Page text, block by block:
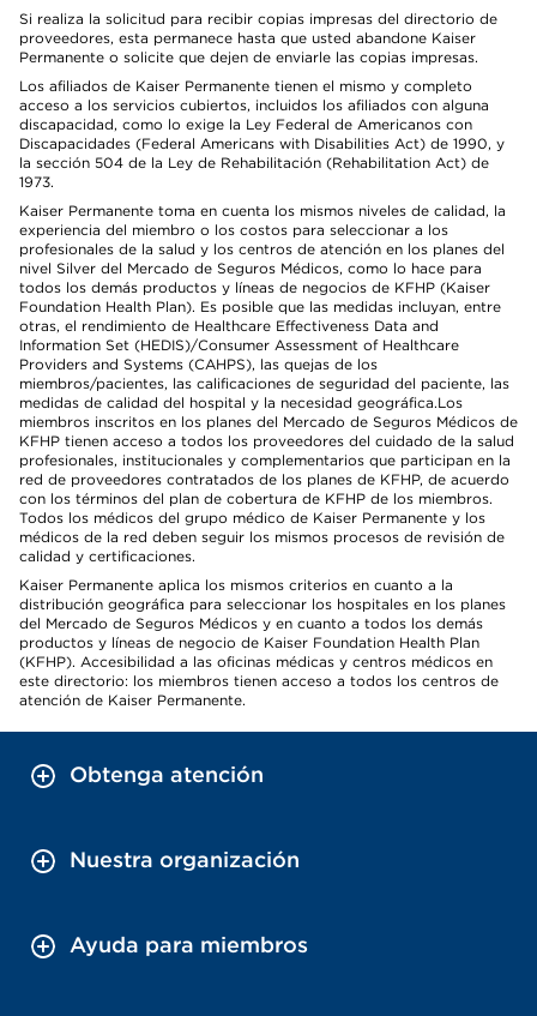
Si realiza la solicitud para recibir copias impresas del directorio de
proveedores, esta permanece hasta que usted abandone Kaiser
Permanente o solicite que dejen de enviarle las copias impresas.
Los afiliados de Kaiser Permanente tienen el mismo y completo
acceso a los servicios cubiertos, incluidos los afiliados con alguna
discapacidad, como lo exige la Ley Federal de Americanos con
Discapacidades (Federal Americans with Disabilities Act) de 1990, y
la sección 504 de la Ley de Rehabilitación (Rehabilitation Act) de
1973.
Kaiser Permanente toma en cuenta los mismos niveles de calidad, la
experiencia del miembro o los costos para seleccionar a los
profesionales de la salud y los centros de atención en los planes del
nivel Silver del Mercado de Seguros Médicos, como lo hace para
todos los demás productos y líneas de negocios de KFHP (Kaiser
Foundation Health Plan). Es posible que las medidas incluyan, entre
otras, el rendimiento de Healthcare Effectiveness Data and
Information Set (HEDIS)/Consumer Assessment of Healthcare
Providers and Systems (CAHPS), las quejas de los
miembros/pacientes, las calificaciones de seguridad del paciente, las
medidas de calidad del hospital y la necesidad geográfica.Los
miembros inscritos en los planes del Mercado de Seguros Médicos de
KFHP tienen acceso a todos los proveedores del cuidado de la salud
profesionales, institucionales y complementarios que participan en la
red de proveedores contratados de los planes de KFHP, de acuerdo
con los términos del plan de cobertura de KFHP de los miembros.
Todos los médicos del grupo médico de Kaiser Permanente y los
médicos de la red deben seguir los mismos procesos de revisión de
calidad y certificaciones.
Kaiser Permanente aplica los mismos criterios en cuanto a la
distribución geográfica para seleccionar los hospitales en los planes
del Mercado de Seguros Médicos y en cuanto a todos los demás
productos y líneas de negocio de Kaiser Foundation Health Plan
(KFHP). Accesibilidad a las oficinas médicas y centros médicos en
este directorio: los miembros tienen acceso a todos los centros de
atención de Kaiser Permanente.
Obtenga atención
Nuestra organización
Ayuda para miembros